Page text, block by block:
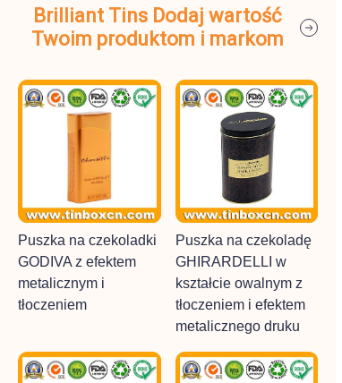
Brilliant Tins Dodaj wartość
Twoim produktom i markom
Puszka na czekoladki
GODIVA z efektem
metalicznym i
tłoczeniem
Puszka na czekoladę
GHIRARDELLI w
kształcie owalnym z
tłoczeniem i efektem
metalicznego druku